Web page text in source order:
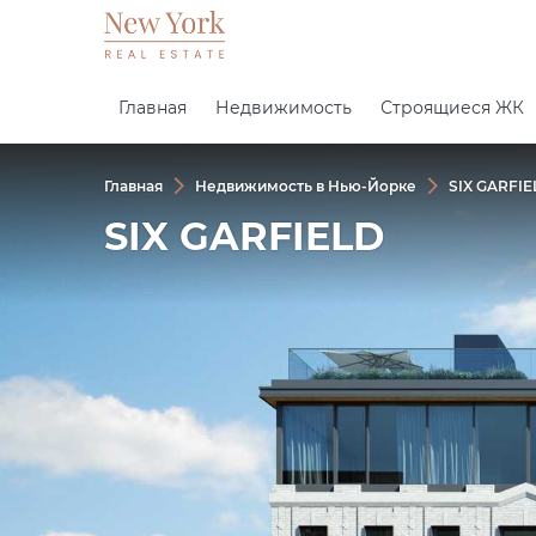
Главная Недвижимость Строящиеся ЖК
Главная Недвижимость в Нью-Йорке SIX
SIX GARFIELD